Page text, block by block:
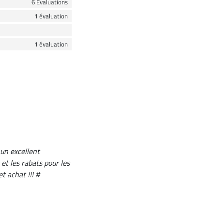
6 Evaluations
1 évaluation
1 évaluation
excellent
les rabats pour les
achat !!! #